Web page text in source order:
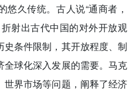
久传统。古人说“通商者，
射出古代中国的对外开放观
条件限制，其开放程度、制
球化深入发展的需要。马克
界市场等问题，阐释了经济